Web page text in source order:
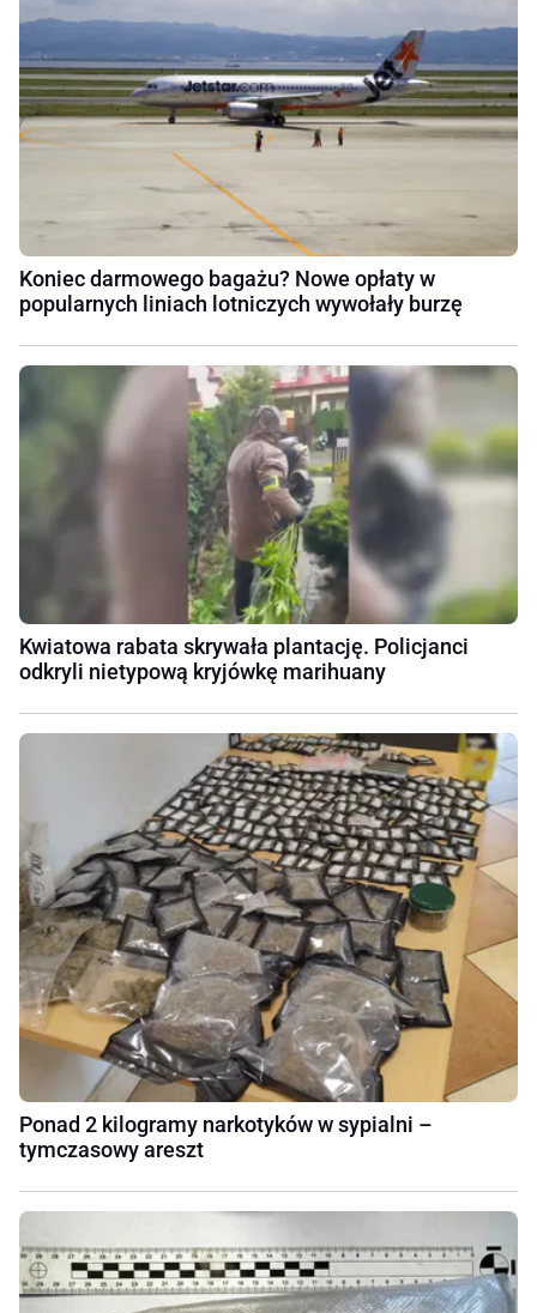
Koniec darmowego bagażu? Nowe opłaty w
popularnych liniach lotniczych wywołały burzę
Kwiatowa rabata skrywała plantację. Policjanci
odkryli nietypową kryjówkę marihuany
Ponad 2 kilogramy narkotyków w sypialni –
tymczasowy areszt